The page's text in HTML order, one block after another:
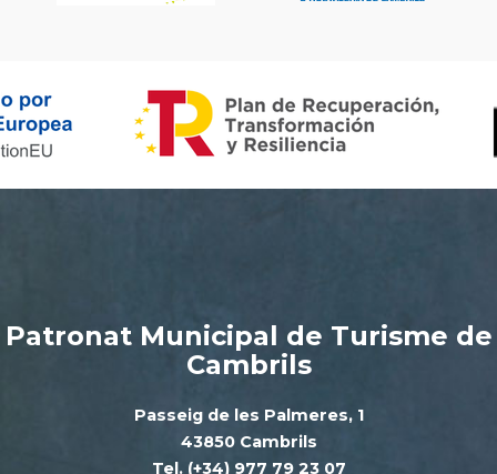
Patronat Municipal de Turisme de
Cambrils
Passeig de les Palmeres, 1
43850 Cambrils
Tel. (+34) 977 79 23 07